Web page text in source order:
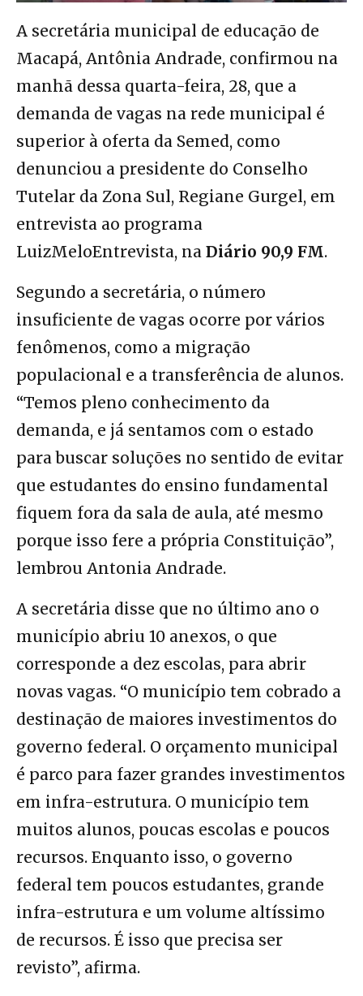
A secretária municipal de educação de
Macapá, Antônia Andrade, confirmou na
manhã dessa quarta-feira, 28, que a
demanda de vagas na rede municipal é
superior à oferta da Semed, como
denunciou a presidente do Conselho
Tutelar da Zona Sul, Regiane Gurgel, em
entrevista ao programa
LuizMeloEntrevista, na Diário 90,9 FM.
Segundo a secretária, o número
insuficiente de vagas ocorre por vários
fenômenos, como a migração
populacional e a transferência de alunos.
“Temos pleno conhecimento da
demanda, e já sentamos com o estado
para buscar soluções no sentido de evitar
que estudantes do ensino fundamental
fiquem fora da sala de aula, até mesmo
porque isso fere a própria Constituição”,
lembrou Antonia Andrade.
A secretária disse que no último ano o
município abriu 10 anexos, o que
corresponde a dez escolas, para abrir
novas vagas. “O município tem cobrado a
destinação de maiores investimentos do
governo federal. O orçamento municipal
é parco para fazer grandes investimentos
em infra-estrutura. O município tem
muitos alunos, poucas escolas e poucos
recursos. Enquanto isso, o governo
federal tem poucos estudantes, grande
infra-estrutura e um volume altíssimo
de recursos. É isso que precisa ser
revisto”, afirma.